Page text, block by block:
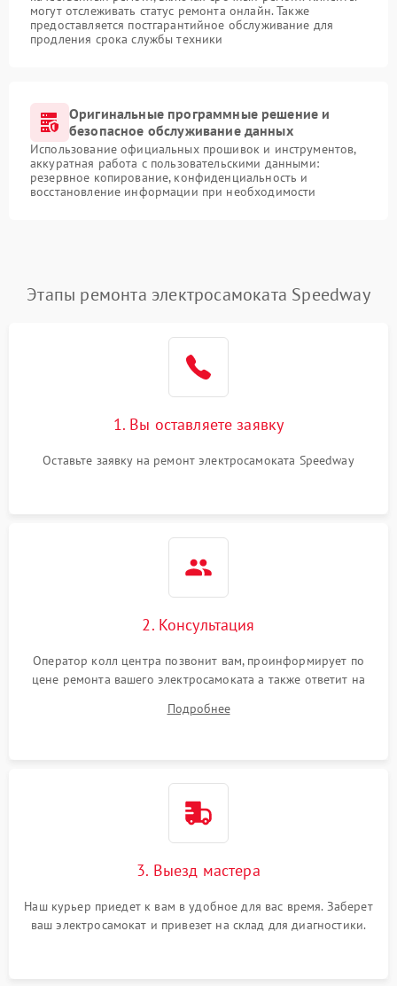
могут отслеживать статус ремонта онлайн. Также
предоставляется постгарантийное обслуживание для
продления срока службы техники
Оригинальные программные решение и
безопасное обслуживание данных
Использование официальных прошивок и инструментов,
аккуратная работа с пользовательскими данными:
резервное копирование, конфиденциальность и
восстановление информации при необходимости
Этапы ремонта электросамоката Speedway
1. Вы оставляете заявку
Оставьте заявку на ремонт электросамоката Speedway
2. Консультация
Оператор колл центра позвонит вам, проинформирует по
цене ремонта вашего электросамоката а также ответит на
Подробнее
3. Выезд мастера
Наш курьер приедет к вам в удобное для вас время. Заберет
ваш электросамокат и привезет на склад для диагностики.